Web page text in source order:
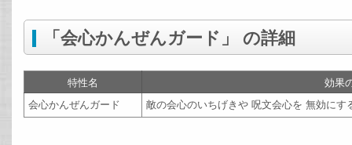
「会心かんぜんガード」 の詳細
特性名
効果
会心かんぜんガード
敵の会心のいちげきや 呪文会心を 無効に